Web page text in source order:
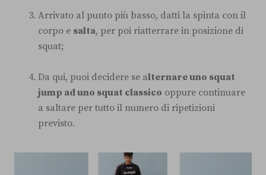
Arrivato al punto più basso, datti la spinta con il
corpo e salta, per poi riatterrare in posizione di
squat;
Da qui, puoi decidere se alternare uno squat
jump ad uno squat classico oppure continuare
a saltare per tutto il numero di ripetizioni
previsto.